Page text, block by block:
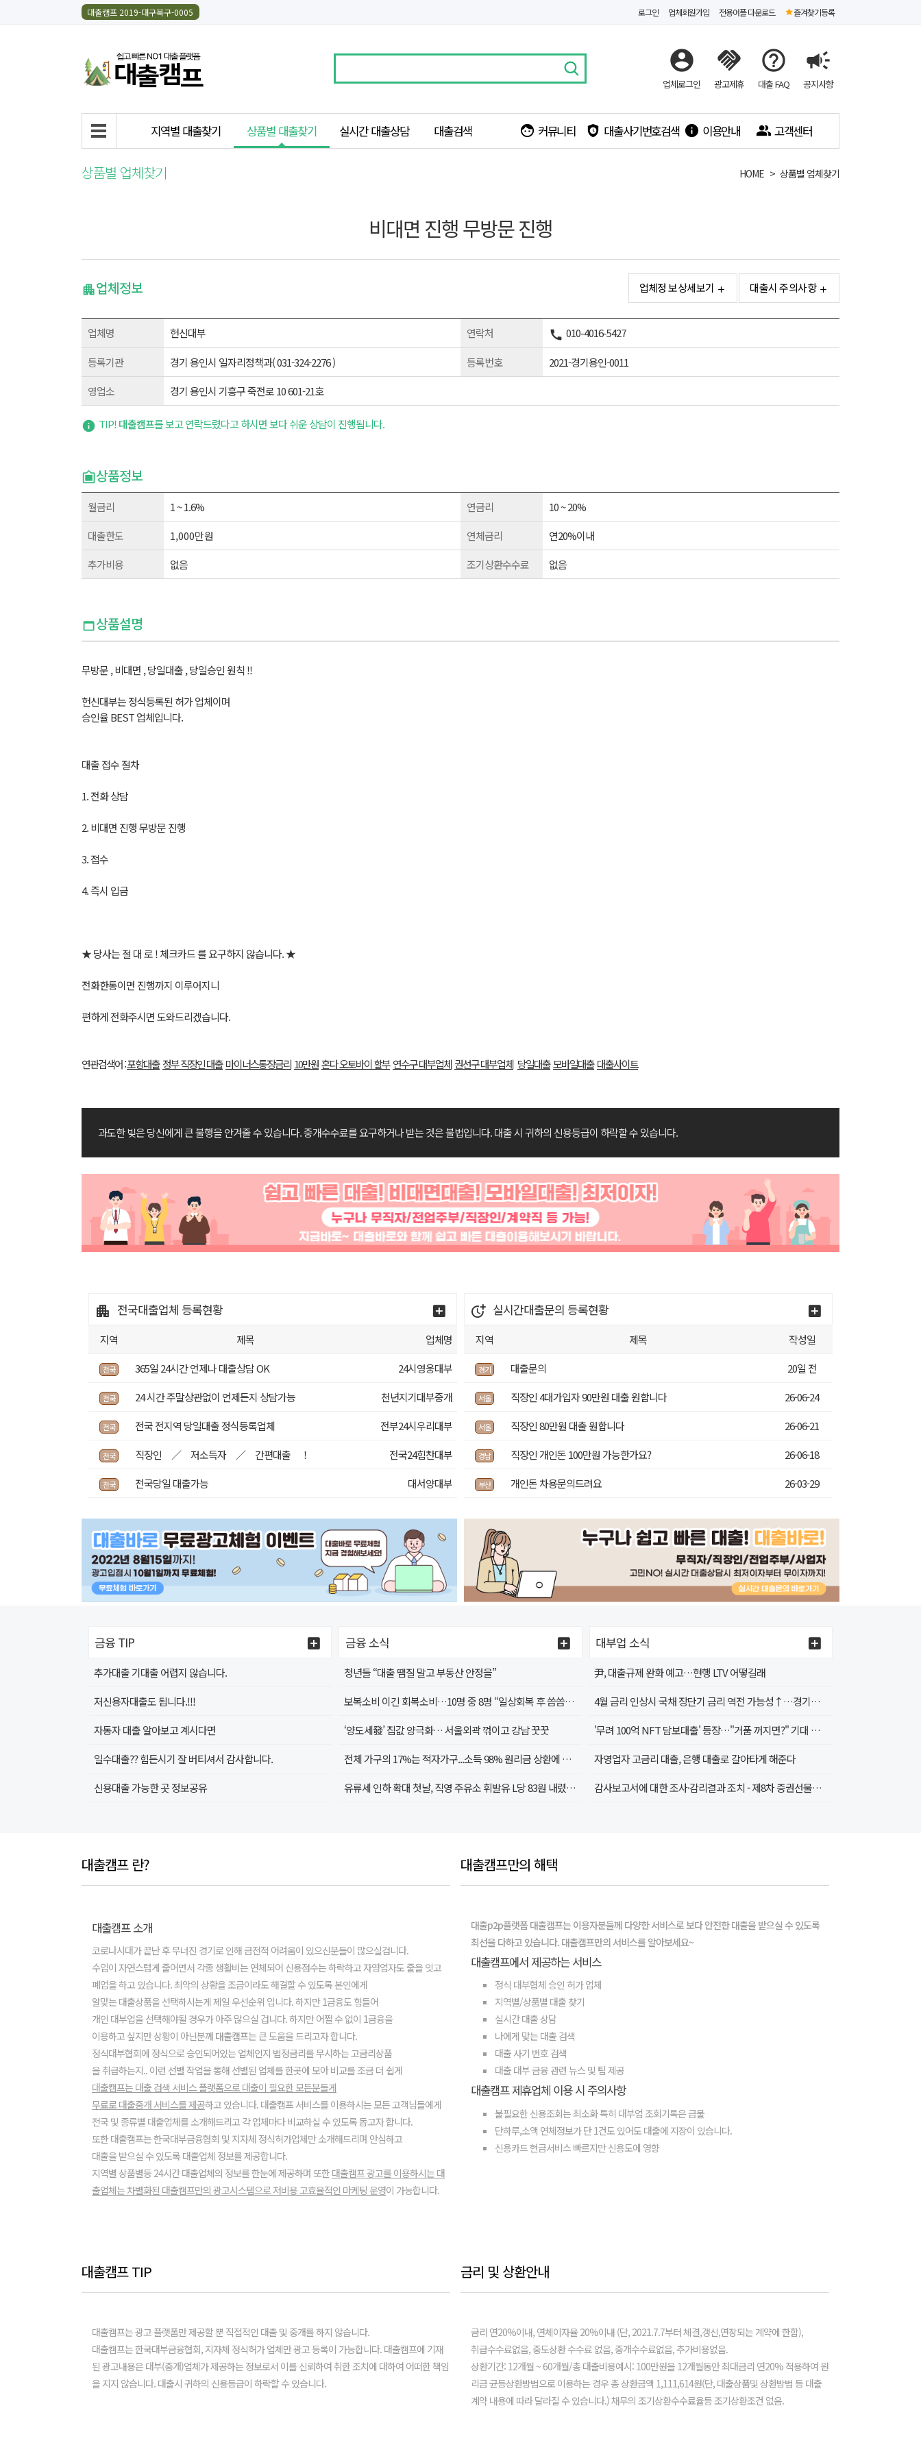
대출캠프 2019-대구북구-0005 로그인 업체회원가입 전용어플 다운로드 즐겨찾기등록
account_circle
업체로그인
handshake
광고제휴
help_outline
대출 FAQ
campaign
공지사항
지역별 대출찾기 상품별 대출찾기 실시간 대출상담 대출검색 face 커뮤니티 safety_check 대출사기번호검색 info 이용안내 people_alt 고객센터
상품별 업체찾기 HOME 상품별 업체찾기
비대면 진행 무방문 진행
업체정보 업체정 보상세보기 대출시 주의사항
업체명 헌신대부 연락처 010-4016-5427
등록기관 경기 용인시 일자리정책과( 031-324-2276 ) 등록번호
2021-경기용인-0011
영업소
경기 용인시 기흥구 죽전로 10 601-21호
TIP!대출캠프를 보고 연락드렸다고 하시면 보다 쉬운 상담이 진행됩니다.
상품정보
월금리 1 ~ 1.6% 연금리
10 ~ 20%
대출한도
1,000만원 연체금리
연20%이내
추가비용
없음 조기상환수수료 없음
상품설명
무방문 , 비대면 , 당일대출 , 당일승인 원칙 !!
헌신대부는 정식등록된 허가 업체이며
승인율 BEST 업체입니다.
대출 접수 절차
1. 전화 상담
2. 비대면 진행 무방문 진행
3. 접수
4. 즉시 입금
★ 당사는 절 대 로 ! 체크카드 를 요구하지 않습니다. ★
전화한통이면 진행까지 이루어지니
편하게 전화주시면 도와드리겠습니다.
연관검색어 :포항대출 정부 직장인 대출 마이너스통장금리 10만원혼다 오토바이 할부 연수구 대부업체권선구 대부업체 당일대출모바일대출 대출사이트
과도한 빚은 당신에게 큰 불행을 안겨줄 수 있습니다.중개수수료를 요구하거나 받는 것은 불법입니다.대출 시 귀하의 신용등급이 하락할 수 있습니다.
전국대출업체 등록현황 실시간대출문의 등록현황
지역 제목 업체명
전국 365일 24시간 언제나 대출상담 OK 24시영웅대부
전국 24 시간 주말상관없이 언제든지 상담가능 천년지기대부중개
전국 전국 전지역 당일대출 정식등록업체 전부24시우리대부
전국 직장인 ／ 저소득자 ／ 간편대출 ！ 전국24힘찬대부
전국 전국당일 대출가능 대서양대부
지역 제목 작성일
경기 대출문의 20일 전
서울 직장인 4대가입자 90만원 대출 원합니다 26-06-24
서울 직장인 80만원 대출 원합니다 26-06-21
경남 직장인 개인돈 100만원 가능한가요? 26-06-18
부산 개인돈 차용문의드려요 26-03-29
금융 TIP 금융 소식 대부업 소식
추가대출 기대출 어렵지 않습니다.
저신용자대출도 됩니다.!!!
자동자 대출 알아보고 계시다면
일수대출?? 힘든시기 잘 버티셔서 감사합니다.
신용대출 가능한 곳 정보공유
청년들 “대출 땜질 말고 부동산 안정을”
보복소비 이긴 회복소비…10명 중 8명 “일상회복 후 씀씀이 커져”
‘양도세發’ 집값 양극화… 서울외곽 꺾이고 강남 꿋꿋
전체 가구의 17%는 적자가구...소득 98% 원리금 상환에 지출
유류세 인하 확대 첫날, 직영 주유소 휘발유 L당 83원 내렸지만…
尹, 대출규제 완화 예고…현행 LTV 어떻길래
4월 금리 인상시 국채 장단기 금리 역전 가능성↑…경기침체 신호인가?
'무려 100억 NFT 담보대출' 등장…"거품 꺼지면?" 기대 속 우려도
자영업자 고금리 대출, 은행 대출로 갈아타게 해준다
감사보고서에 대한 조사·감리결과 조치 - 제8차 증권선물위원회(4.20.) 조치 의결 -
대출캠프 란? 대출캠프만의 해택
대출캠프 소개
코로나시대가 끝난 후 무너진 경기로 인해 금전적 어려움이 있으신분들이 많으실겁니다.
수입이 자연스럽게 줄어면서 각종 생활비는 연체되어 신용점수는 하락하고 자영업자도 줄을 잇고
폐업을 하고 있습니다. 최악의 상황을 조금이라도 해결할 수 있도록 본인에게
알맞는 대출상품을 선택하시는게 제일 우선순위 입니다. 하지만 1금융도 힘들어
개인 대부업을 선택해야될 경우가 아주 많으실 겁니다. 하지만 어쩔 수 없이 1금융을
이용하고 싶지만 상황이 아닌분께 대출캠프는 큰 도움을 드리고자 합니다.
정식대부협회에 정식으로 승인되어있는 업체인지 법정금리를 무시하는 고금리상품
을 취급하는지.. 이런 선별 작업을 통해 선별된 업체를 한곳에 모아 비교를 조금 더 쉽게
대출캠프는 대출 검색 서비스 플랫폼으로 대출이 필요한 모든분들게
무료로 대출중개 서비스를 제공하고 있습니다. 대출캠프 서비스를 이용하시는 모든 고객님들에게
전국 및 종류별 대출업체를 소개해드리고 각 업체마다 비교하실 수 있도록 돕고자 합니다.
또한 대출캠프는 한국대부금융협회 및 지자체 정식허가업체만 소개해드리며 안심하고
대출을 받으실 수 있도록 대출업체 정보를 제공합니다.
지역별 상품별등 24시간 대출업체의 정보를 한눈에 제공하며 또한 대출캠프 광고를 이용하시는 대
출업체는 차별화된 대출캠프만의 광고시스템으로 저비용 고효율적인 마케팅 운영이 가능합니다.
대출p2p플랫폼 대출캠프는 이용자분들께 다양한 서비스로 보다 안전한 대출을 받으실 수 있도록
최선을 다하고 있습니다. 대출캠프만의 서비스를 알아보세요~
대출캠프에서 제공하는 서비스
정식 대부협체 승인 허가 업체
지역별/상품별 대출 찾기
실시간 대출 상담
나에게 맞는 대출 검색
대출 사기 번호 검색
대출 대부 금융 관련 뉴스 및 팁 제공
대출캠프 제휴업체 이용 시 주의사항
불필요한 신용조회는 최소화 특히 대부업 조회기록은 금물
단하루,소액 연체정보가 단 1건도 있어도 대출에 지장이 있습니다.
신용카드 현금서비스 빠르지만 신용도에 영향
대출캠프 TIP 금리 및 상환안내
대출캠프는 광고 플랫폼만 제공할 뿐 직접적인 대출 및 중개를 하지 않습니다.
대출캠프는 한국대부금융협회, 지자체 정식허가 업체만 광고 등록이 가능합니다. 대출캠프에 기재
된 광고내용은 대부(중개)업체가 제공하는 정보로서 이를 신뢰하여 취한 조치에 대하여 어떠한 책임
을 지지 않습니다. 대출시 귀하의 신용등급이 하락할 수 있습니다.
금리 연20%이내, 연체이자율 20%이내 (단, 2021.7.7부터 체결,갱신,연장되는 계약에 한함),
취급수수료없음, 중도상환 수수료 없음, 중개수수료없음, 추가비용없음.
상환기간: 12개월 ~ 60개월/총 대출비용예시: 100만원을 12개월동안 최대금리 연20% 적용하여 원
리금 균등상환방법으로 이용하는 경우 총 상환금액 1,111,614원(단, 대출상품및 상환방법 등 대출
계약 내용에 따라 달라질 수 있습니다.) 채무의 조기상환수수료율등 조기상환조건 없음.